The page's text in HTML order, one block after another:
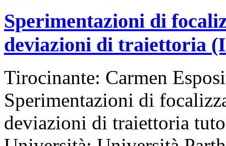
Sperimentazioni di
deviazioni di traiettoria
Tirocinante: Carmen
Sperimentazioni di
deviazioni di traiettoria